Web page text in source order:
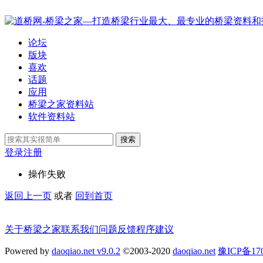
论坛
版块
喜欢
话题
应用
桥梁之家资料站
软件资料站
搜索
登录注册
操作失败
返回上一页 或者 回到首页
关于桥梁之家联系我们问题反馈程序建议
Powered by daoqiao.net v9.0.2 ©2003-2020 daoqiao.net 豫ICP备